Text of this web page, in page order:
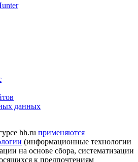
данных
hh.ru применяются
(информационные технологии
на основе сбора, систематизации
к предпочтениям